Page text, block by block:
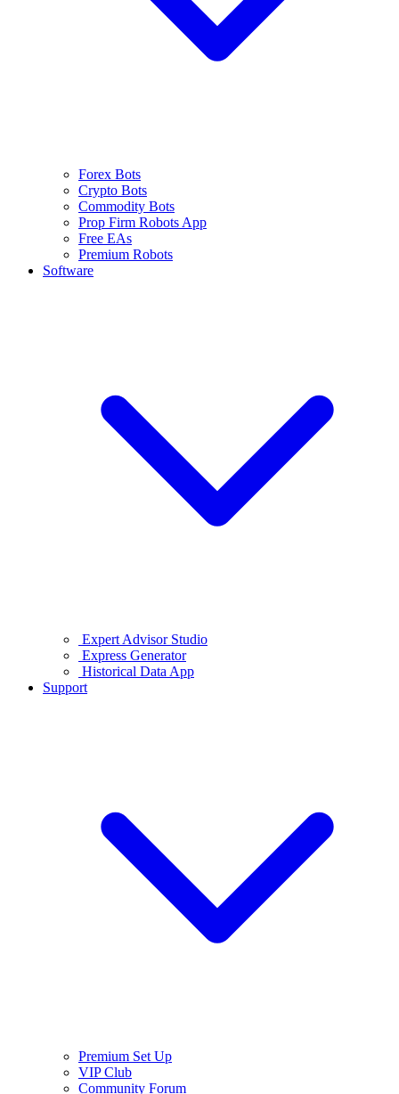
Forex Bots
Crypto Bots
Commodity Bots
Prop Firm Robots App
Free EAs
Premium Robots
Software
Expert Advisor Studio
Express Generator
Historical Data App
Support
Premium Set Up
VIP Club
Community Forum